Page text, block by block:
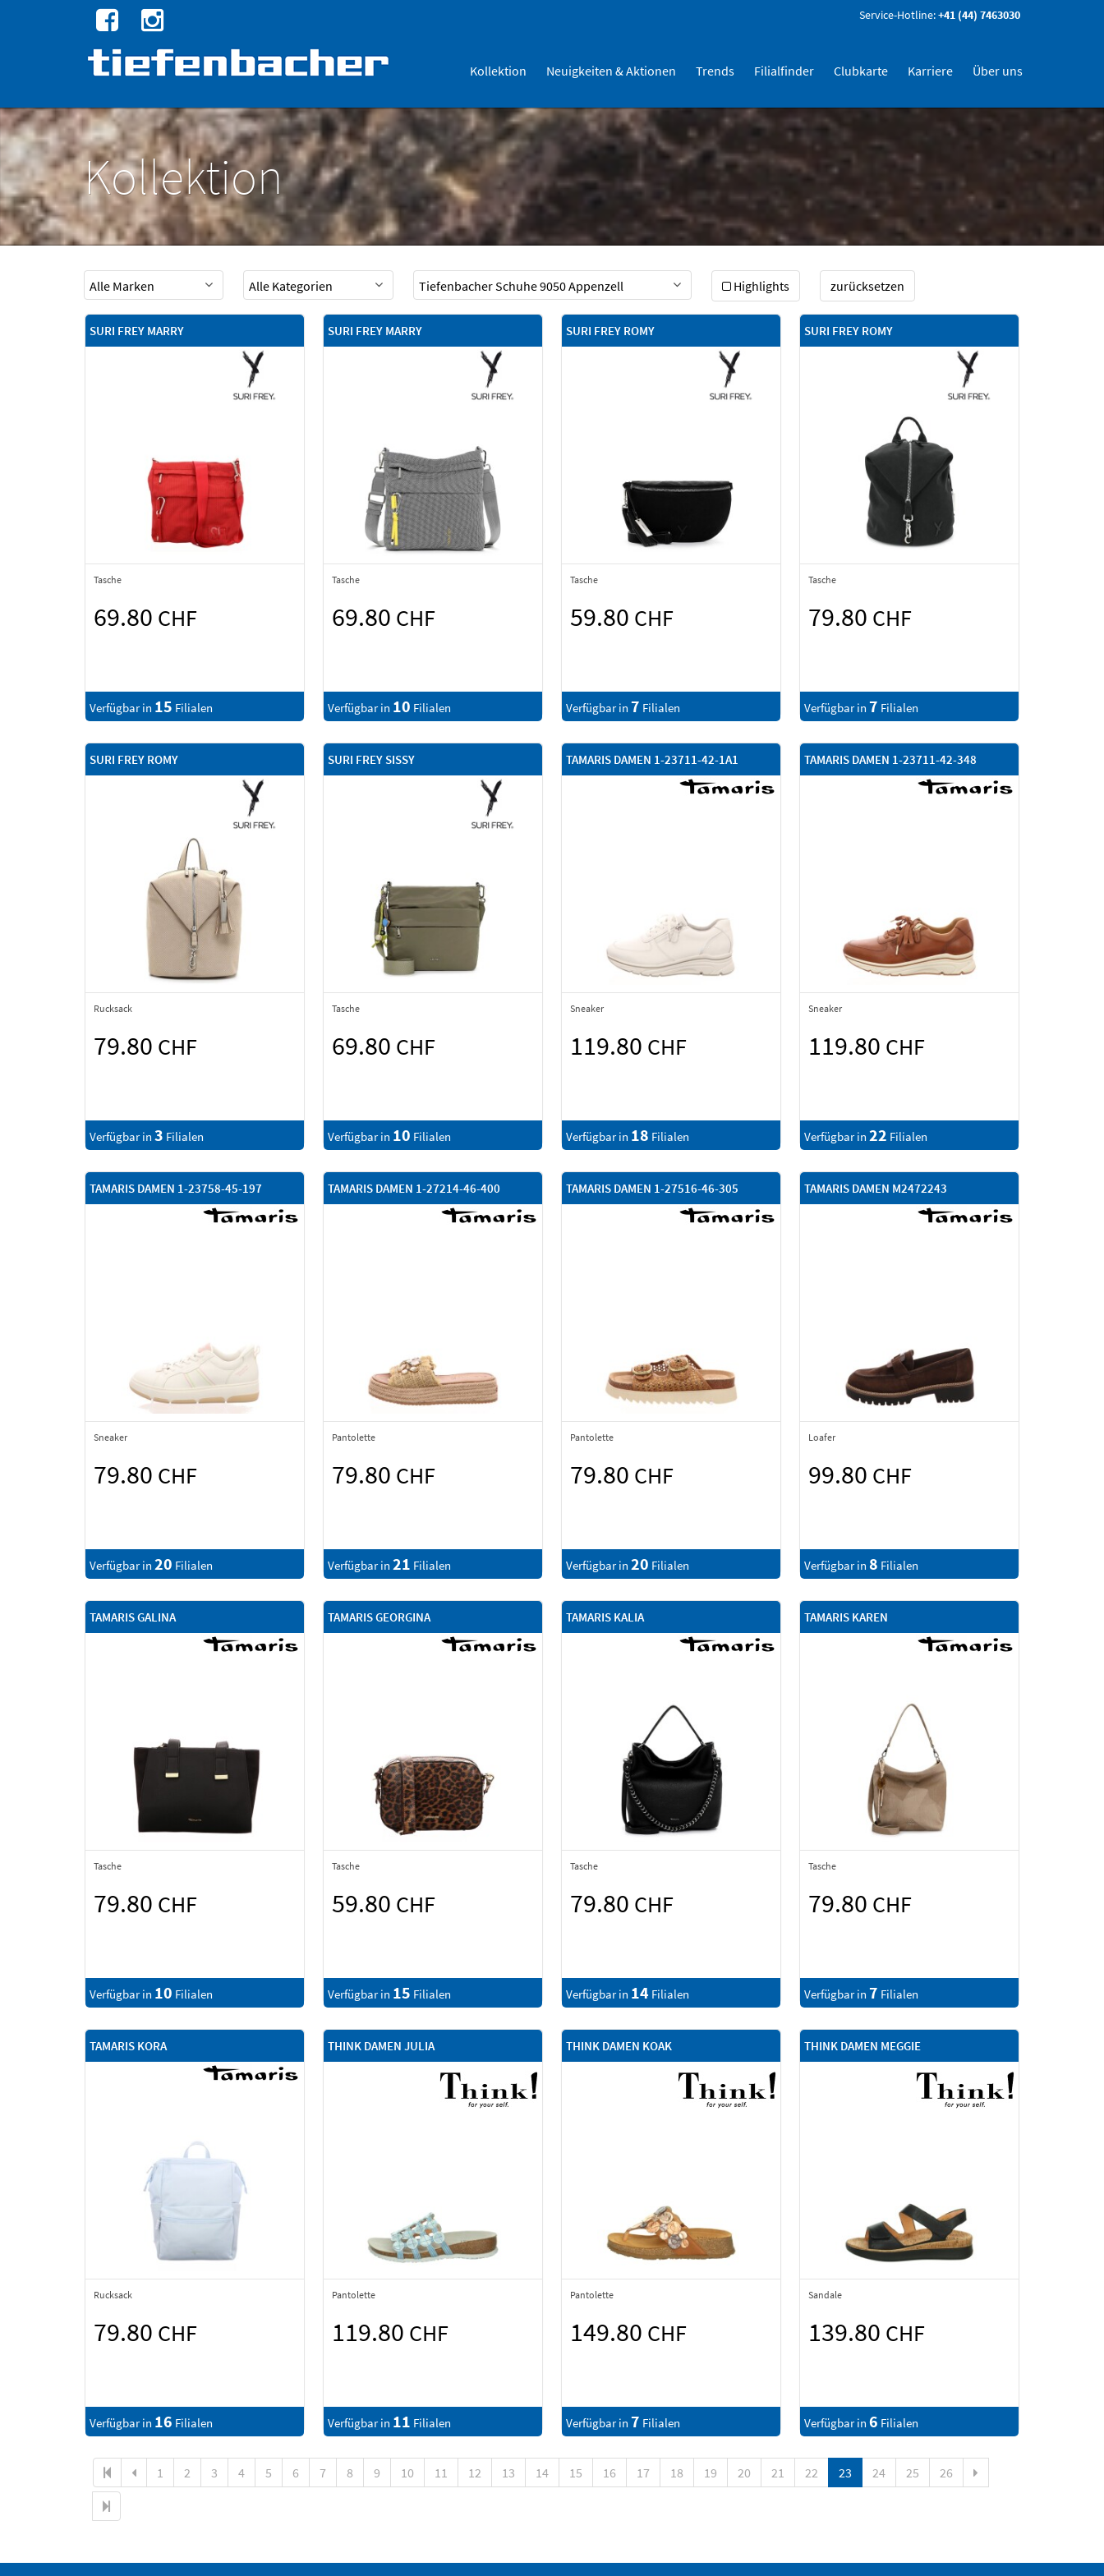
Service-Hotline:+41 (44) 7463030
Kollektion Neuigkeiten & Aktionen Trends Filialfinder Clubkarte Karriere Über uns
Kollektion
Highlights zurücksetzen
SURI FREY MARRY
Tasche
69.80 CHF
Verfügbar in 15 Filialen
SURI FREY MARRY
Tasche
69.80 CHF
Verfügbar in 10 Filialen
SURI FREY ROMY
Tasche
59.80 CHF
Verfügbar in 7 Filialen
SURI FREY ROMY
Tasche
79.80 CHF
Verfügbar in 7 Filialen
SURI FREY ROMY
Rucksack
79.80 CHF
Verfügbar in 3 Filialen
SURI FREY SISSY
Tasche
69.80 CHF
Verfügbar in 10 Filialen
TAMARIS DAMEN 1-23711-42-1A1
Sneaker
119.80 CHF
Verfügbar in 18 Filialen
TAMARIS DAMEN 1-23711-42-348
Sneaker
119.80 CHF
Verfügbar in 22 Filialen
TAMARIS DAMEN 1-23758-45-197
Sneaker
79.80 CHF
Verfügbar in 20 Filialen
TAMARIS DAMEN 1-27214-46-400
Pantolette
79.80 CHF
Verfügbar in 21 Filialen
TAMARIS DAMEN 1-27516-46-305
Pantolette
79.80 CHF
Verfügbar in 20 Filialen
TAMARIS DAMEN M2472243
Loafer
99.80 CHF
Verfügbar in 8 Filialen
TAMARIS GALINA
Tasche
79.80 CHF
Verfügbar in 10 Filialen
TAMARIS GEORGINA
Tasche
59.80 CHF
Verfügbar in 15 Filialen
TAMARIS KALIA
Tasche
79.80 CHF
Verfügbar in 14 Filialen
TAMARIS KAREN
Tasche
79.80 CHF
Verfügbar in 7 Filialen
TAMARIS KORA
Rucksack
79.80 CHF
Verfügbar in 16 Filialen
THINK DAMEN JULIA
Pantolette
119.80 CHF
Verfügbar in 11 Filialen
THINK DAMEN KOAK
Pantolette
149.80 CHF
Verfügbar in 7 Filialen
THINK DAMEN MEGGIE
Sandale
139.80 CHF
Verfügbar in 6 Filialen
1 2 3 4 5 6 7 8 9 10 11 12 13 14 15 16 17 18 19 20 21 22 23 24 25 26